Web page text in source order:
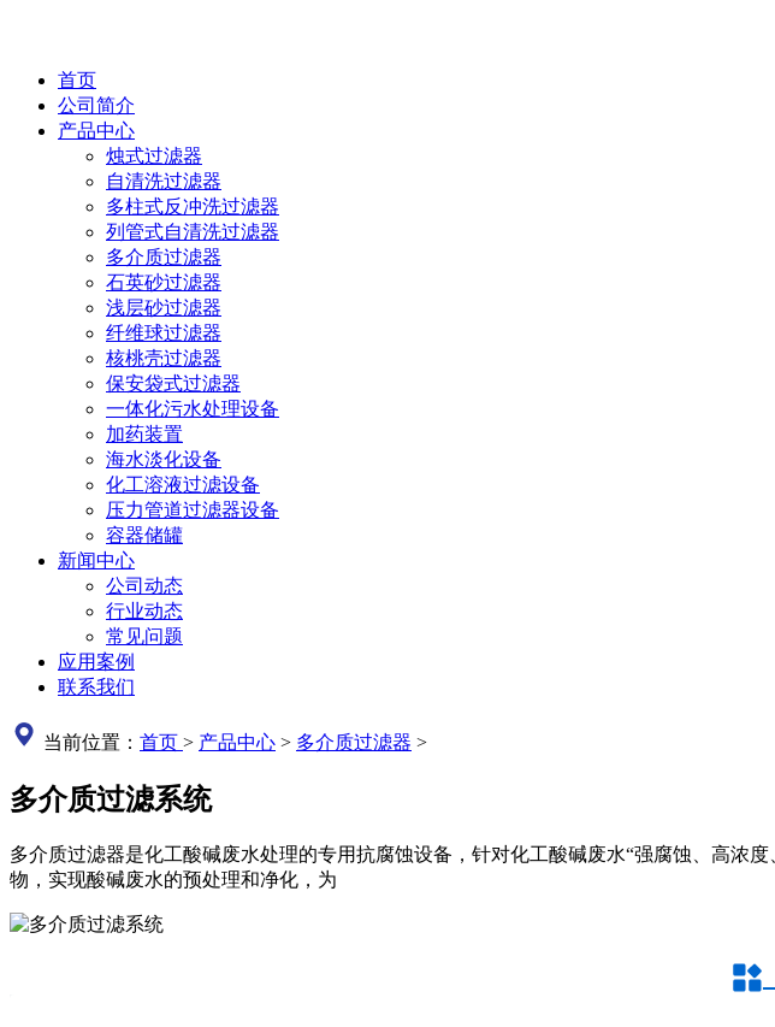
首页
公司简介
产品中心
烛式过滤器
自清洗过滤器
多柱式反冲洗过滤器
列管式自清洗过滤器
多介质过滤器
石英砂过滤器
浅层砂过滤器
纤维球过滤器
核桃壳过滤器
保安袋式过滤器
一体化污水处理设备
加药装置
海水淡化设备
化工溶液过滤设备
压力管道过滤器设备
容器储罐
新闻中心
公司动态
行业动态
常见问题
应用案例
联系我们
当前位置： 首页 > 产品中心 > 多介质过滤器 >
多介质过滤系统
多介质过滤器是化工酸碱废水处理的专用抗腐蚀设备，针对化工酸碱废水“强腐蚀、高浓
物，实现酸碱废水的预处理和净化，为